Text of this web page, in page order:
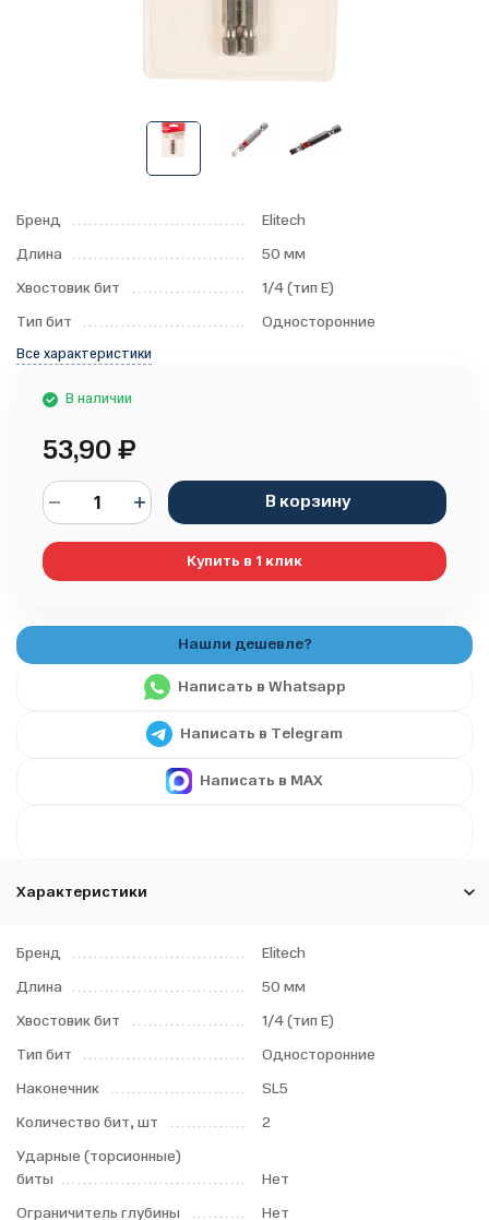
Бренд
Elitech
Длина
50 мм
Хвостовик бит
1/4 (тип Е)
Тип бит
Односторонние
Все характеристики
В наличии
53,90₽
В корзину
Купить в 1 клик
Написать в Whatsapp
Написать в Telegram
Написать в MAX
Характеристики
Бренд
Elitech
Длина
50 мм
Хвостовик бит
1/4 (тип Е)
Тип бит
Односторонние
Наконечник
SL5
Количество бит, шт
2
Ударные (торсионные)
биты
Нет
Ограничитель глубины
Нет